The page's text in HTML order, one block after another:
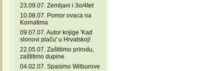
23.09.07. Zemljani i 3o/4tet
10.08.07. Pomor ovaca na
Kornatima
09.07.07. Autor knjige 'Kad
slonovi plaču' u Hrvatskoj!
22.05.07. Zaštitimo prirodu,
zaštitimo dupine
04.02.07. Spasimo Wilburove